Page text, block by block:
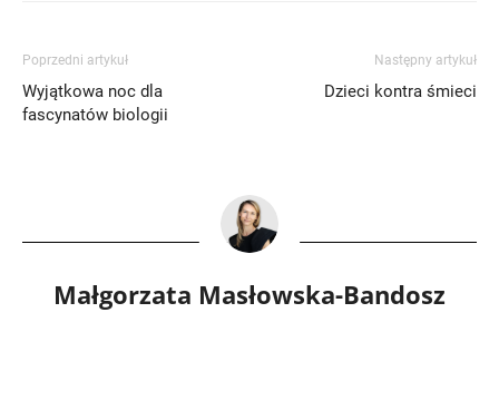
Poprzedni artykuł
Wyjątkowa noc dla
fascynatów biologii
Następny artykuł
Dzieci kontra śmieci
Małgorzata Masłowska-Bandosz